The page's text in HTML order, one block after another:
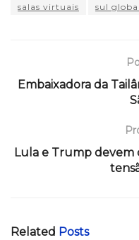
salas virtuais
sul global
Embaixadora da
Lula e Trump devem
Related Posts